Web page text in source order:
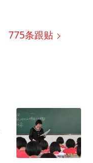
775条跟贴